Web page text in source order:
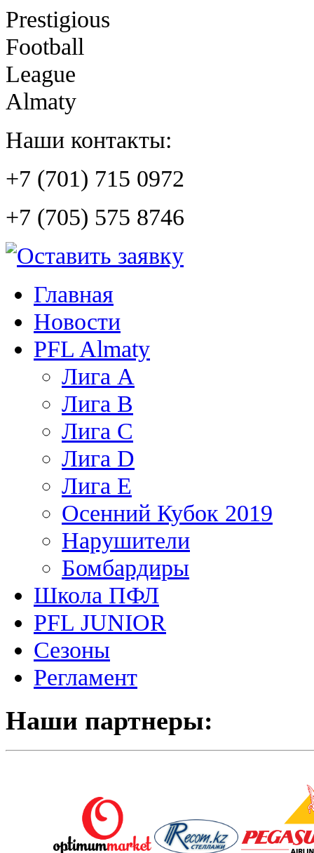
Prestigious
Football
League
Almaty
Наши контакты:
+7 (701) 715 0972
+7 (705) 575 8746
Главная
Новости
PFL Almaty
Лига A
Лига В
Лига С
Лига D
Лига Е
Осенний Кубок 2019
Нарушители
Бомбардиры
Школа ПФЛ
PFL JUNIOR
Сезоны
Регламент
Наши партнеры: